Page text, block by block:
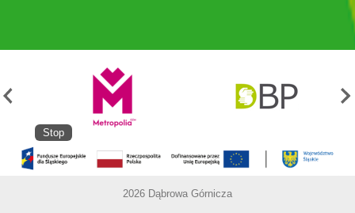
Stop
2026 Dąbrowa Górnicza